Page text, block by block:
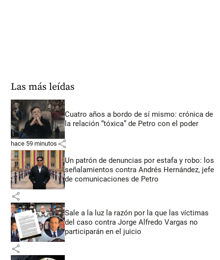
Las más leídas
Cuatro años a bordo de sí mismo: crónica de
la relación “tóxica” de Petro con el poder
hace 59 minutos share
Un patrón de denuncias por estafa y robo: los
señalamientos contra Andrés Hernández, jefe
de comunicaciones de Petro
share
Sale a la luz la razón por la que las víctimas
del caso contra Jorge Alfredo Vargas no
participarán en el juicio
share